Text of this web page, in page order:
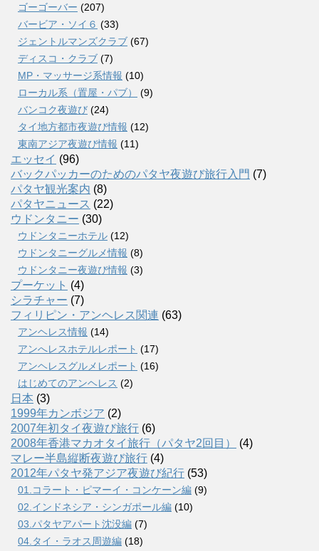
ゴーゴーバー (207)
バービア・ソイ６ (33)
ジェントルマンズクラブ (67)
ディスコ・クラブ (7)
MP・マッサージ系情報 (10)
ローカル系（置屋・パブ）
(9)
バンコク夜遊び (24)
タイ地方都市夜遊び情報 (12)
東南アジア夜遊び情報 (11)
エッセイ (96)
バックパッカーのためのパタヤ夜遊び旅行入門 (7)
パタヤ観光案内 (8)
パタヤニュース (22)
ウドンタニー (30)
ウドンタニーホテル (12)
ウドンタニーグルメ情報 (8)
ウドンタニー夜遊び情報 (3)
プーケット (4)
シラチャー (7)
フィリピン・アンヘレス関連 (63)
アンヘレス情報 (14)
アンへレスホテルレポート (17)
アンヘレスグルメレポート (16)
はじめてのアンヘレス (2)
日本 (3)
1999年カンボジア (2)
2007年初タイ夜遊び旅行 (6)
2008年香港マカオタイ旅行（パタヤ2回目）
(4)
マレー半島縦断夜遊び旅行 (4)
2012年パタヤ発アジア夜遊び紀行 (53)
01.コラート・ピマーイ・コンケーン編 (9)
02.インドネシア・シンガポール編 (10)
03.パタヤアパート沈没編 (7)
04.タイ・ラオス周遊編 (18)